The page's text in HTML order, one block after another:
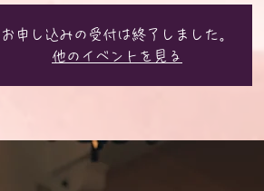
お申し込みの受付は終了しました。
他のイベントを見る